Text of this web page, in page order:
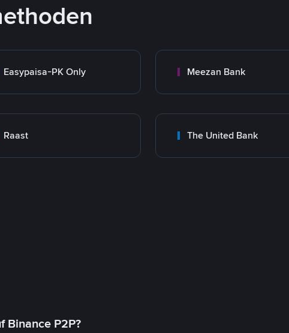
Easypaisa-PK Only Meezan Bank
Raast The United Bank
Binance P2P?